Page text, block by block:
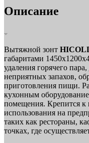
Описание
Вытяжной зонт
габаритами
удаления горячего
неприятных запахов,
приготовления пищи.
кухонным
помещения. Крепится к
использования на
таких как рестораны,
точках, где